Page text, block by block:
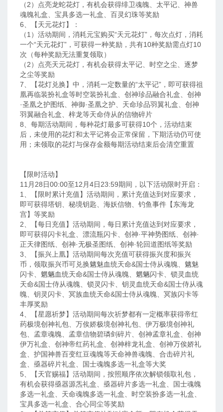
（2）点亮龙蛇花灯，有机会获得绯卫魂魄、太平记、神兽
魂魄礼盒、宝具多选一礼盒、百灵幻珠等奖励
6、【天元花灯】：
（1）活动期间，消耗元宝购买“天元花灯”，每次点灯，消耗
一个“天元花灯”，可获得一种奖励，共有10种奖励需点灯10
次（每种奖励无法重复领取）
（2）点亮天元花灯，有机会获得太平记、时空之尘、逐梦
之尘等奖励
7、【花灯兑换】中，消耗一定数量的“太平记”，即可获得祖
凰再临装扮礼盒等时空装扮礼盒、创神珍品融合礼盒、创神
·圣凰之护图纸、神御·圣凰之护、天命珍品羽翼礼盒、创神
羽翼融合礼盒、梓龙等天命侍从的信物碎片
8、每期活动期间，每种花灯最多可获得10个，活动结束
后，未使用的花灯和太平记将会正常保留，下期活动仍可使
用；未领取的花灯与保存金额每期活动结束后会清空重置
【限时活动】
11月28日00:00至12月4日23:59期间，以下活动限时开启：
1、【限时累计充值】活动期间，累计充值达到对应要求，
即可获得塔钥、秘境钥匙、海妖信物、钓鱼事件【东海龙
宫】等奖励
2、【每日充值】活动期间，每日累计充值达到对应要求，
即可获得闪卡礼盒、漂流瓶闪卡、创神·平神势图纸、创神·
正天律图纸、创神·无极圣图纸、创神·轮回道图纸等奖励
3、【振兴上凰】活动期间每次充值可获得振兴度和振兴
币，领取振兴币可兑换魑魅血统天命&国士侍从魂魄、魑魅
闪卡、魍魉血统天命&国士侍从魂魄、魍魉闪卡、锁灵血统
天命&国士侍从魂魄、锁灵闪卡、钥灵血统天命&国士侍从魂
魄、钥灵闪卡、冥族血统天命&国士侍从魂魄、冥族闪卡等
丰厚奖励
4、【星愿祈梦】活动期间每次祈梦都有一定概率获得帝红
药极境创神礼包、万俟娇极境创神礼包、伊万极境创神礼
包、孟章魂魄、孟章信物碧璘剑碎片、创神孟章礼盒、创神
伊万礼盒、创神帝红药礼盒、创神梓龙礼盒、创神万俟娇礼
盒、护国神兽百变红豆魂魄等天命神兽魂魄、合击碎片礼
盒、亟器碎片礼盒、国士魂魄多选一礼盒等大奖
5、【天官赐福】活动期间，按照顺序依次解锁领取礼包，
有机会获得亟器源炁礼盒、亟器碎片多选一礼盒、国士魂魄
多选一礼盒、天命魂魄多选一礼盒、时空装扮多选一礼盒、
宝具多选一礼盒、合心同尘等奖励